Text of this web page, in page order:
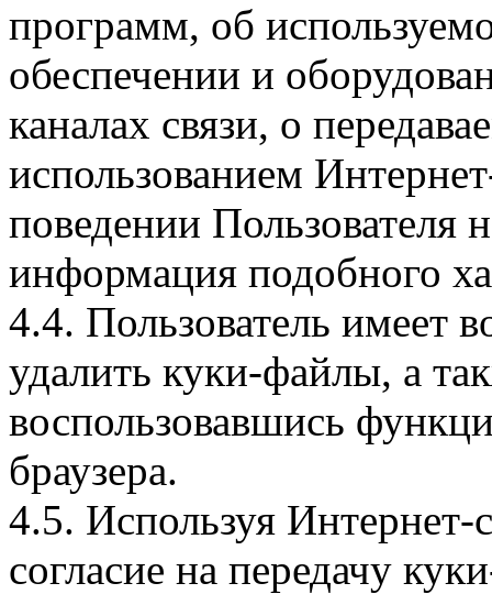
программ, об
обеспечении и
каналах связи, о
использованием
поведении Пользователя
информация подобного
4.4. Пользователь имеет
удалить куки-файлы, а
воспользовавшись
браузера.
4.5. Используя Интернет-
согласие на передачу